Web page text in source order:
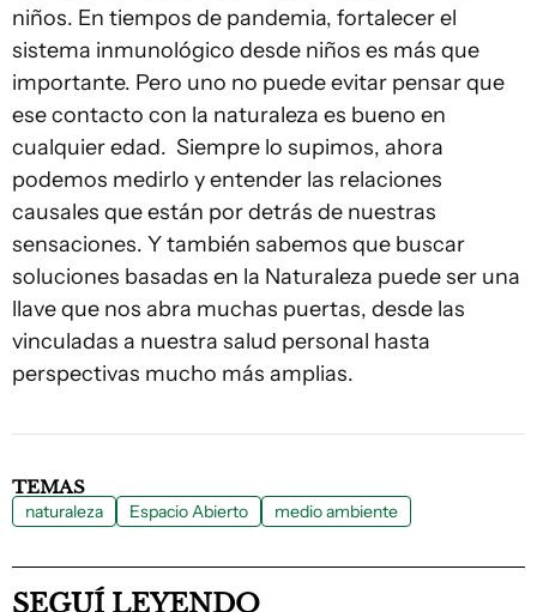
niños. En tiempos de pandemia, fortalecer el
sistema inmunológico desde niños es más que
importante. Pero uno no puede evitar pensar que
ese contacto con la naturaleza es bueno en
cualquier edad. Siempre lo supimos, ahora
podemos medirlo y entender las relaciones
causales que están por detrás de nuestras
sensaciones. Y también sabemos que buscar
soluciones basadas en la Naturaleza puede ser una
llave que nos abra muchas puertas, desde las
vinculadas a nuestra salud personal hasta
perspectivas mucho más amplias.
TEMAS
naturaleza Espacio Abierto medio ambiente
SEGUÍ LEYENDO